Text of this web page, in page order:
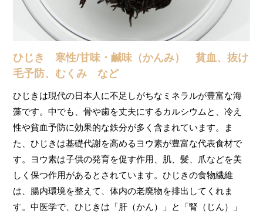
ひじき 寒性/甘味・鹹味（かんみ） 貧血、抜け
毛予防、むくみ など
ひじきは現代の日本人に不足しがちなミネラルが豊富な海
藻です。中でも、骨や歯を丈夫にするカルシウムと、冷え
性や貧血予防に効果的な鉄分が多く含まれています。ま
た、ひじきは基礎代謝を高めるヨウ素が豊富な代表食材で
す。ヨウ素は子供の発育を促す作用、肌、髪、爪などを美
しく保つ作用があるとされています。ひじきの食物繊維
は、腸内環境を整えて、体内の老廃物を排出してくれま
す。中医学で、ひじきは「肝（かん）」と「腎（じん）」